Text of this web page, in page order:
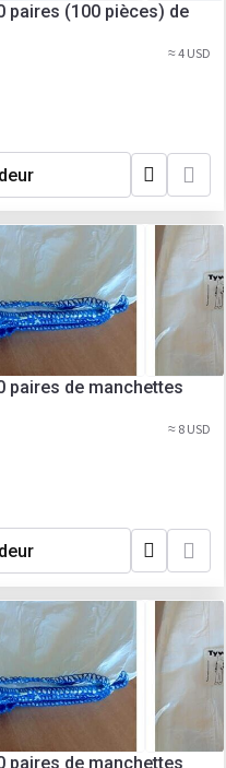
paires (100 pièces) de
≈ 4 USD
paires de manchettes
≈ 8 USD
paires de manchettes